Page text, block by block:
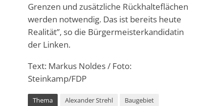
Grenzen und zusätzliche Rückhalteflächen
werden notwendig. Das ist bereits heute
Realität”, so die Bürgermeisterkandidatin
der Linken.
Text: Markus Noldes / Foto:
Steinkamp/FDP
Thema Alexander Strehl
Baugebiet